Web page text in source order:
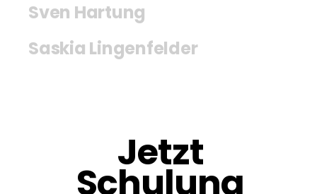
Sven Hartung
Saskia Lingenfelder
Jetzt
Schulung